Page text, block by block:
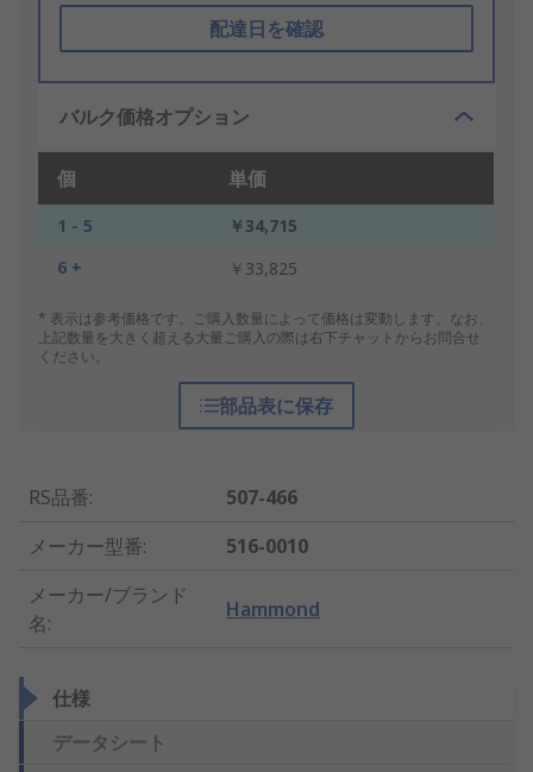
配達日を確認
バルク価格オプション
個 単価
1 - 5
￥34,715
6 +
￥33,825
* 表示は参考価格です。ご購入数量によって価格は変動します。なお、
上記数量を大きく超える大量ご購入の際は右下チャットからお問合せ
ください。
部品表に保存
RS品番:
507-466
メーカー型番:
516-0010
メーカー/ブランド
名:
Hammond
仕様
データシート